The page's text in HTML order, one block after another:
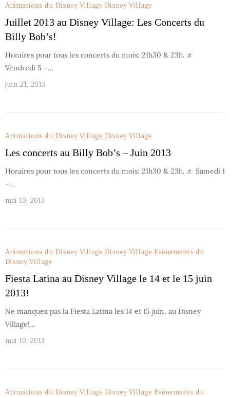
Animations du Disney Village Disney Village
Juillet 2013 au Disney Village: Les Concerts du
Billy Bob’s!
Horaires pour tous les concerts du mois: 21h30 & 23h. ♬
Vendredi 5 –…
juin 21, 2013
Animations du Disney Village Disney Village
Les concerts au Billy Bob’s – Juin 2013
Horaires pour tous les concerts du mois: 21h30 & 23h. ♬ Samedi 1
–…
mai 10, 2013
Animations du Disney Village Disney Village Evènements du
Disney Village
Fiesta Latina au Disney Village le 14 et le 15 juin
2013!
Ne manquez pas la Fiesta Latina les 14 et 15 juin, au Disney
Village!…
mai 10, 2013
Animations du Disney Village Disney Village Evènements du